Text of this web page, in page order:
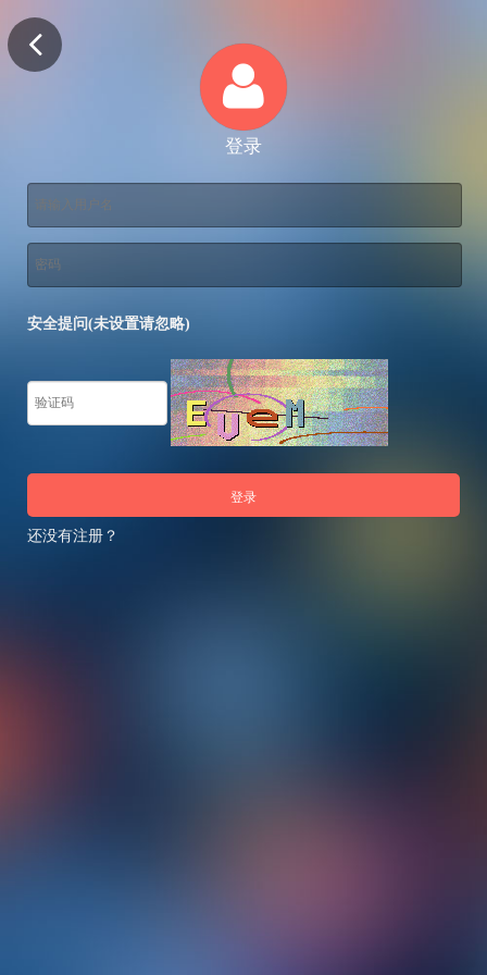
登录
安全提问(未设置请忽略)
登录
还没有注册？